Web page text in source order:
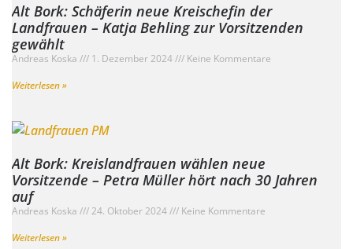
Alt Bork: Schäferin neue Kreischefin der
Landfrauen – Katja Behling zur Vorsitzenden
gewählt
Andreas Koska 1. Dezember 2024
Keine Kommentare
Weiterlesen »
Alt Bork: Kreislandfrauen wählen neue
Vorsitzende – Petra Müller hört nach 30 Jahren
auf
Andreas Koska 24. Oktober 2024
Keine Kommentare
Weiterlesen »